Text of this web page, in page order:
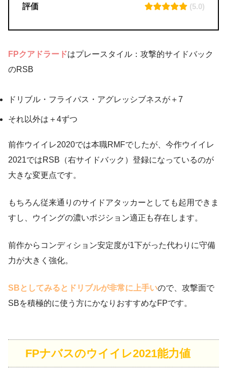
評価 (5.0)
FPクアドラードはプレースタイル：攻撃的サイドバック
のRSB
ドリブル・フライパス・アグレッシブネスが＋7
それ以外は＋4ずつ
前作ウイイレ2020では本職RMFでしたが、今作ウイイレ
2021ではRSB（右サイドバック）登録になっているのが
大きな変更点です。
もちろん従来通りのサイドアタッカーとしても起用できま
すし、ウイングの濃いポジション適正も存在します。
前作からコンディション安定度が1下がった代わりに守備
力が大きく強化。
SBとしてみるとドリブルが非常に上手いので、攻撃面で
SBを積極的に使う方にかなりおすすめなFPです。
FPナバスのウイイレ2021能力値